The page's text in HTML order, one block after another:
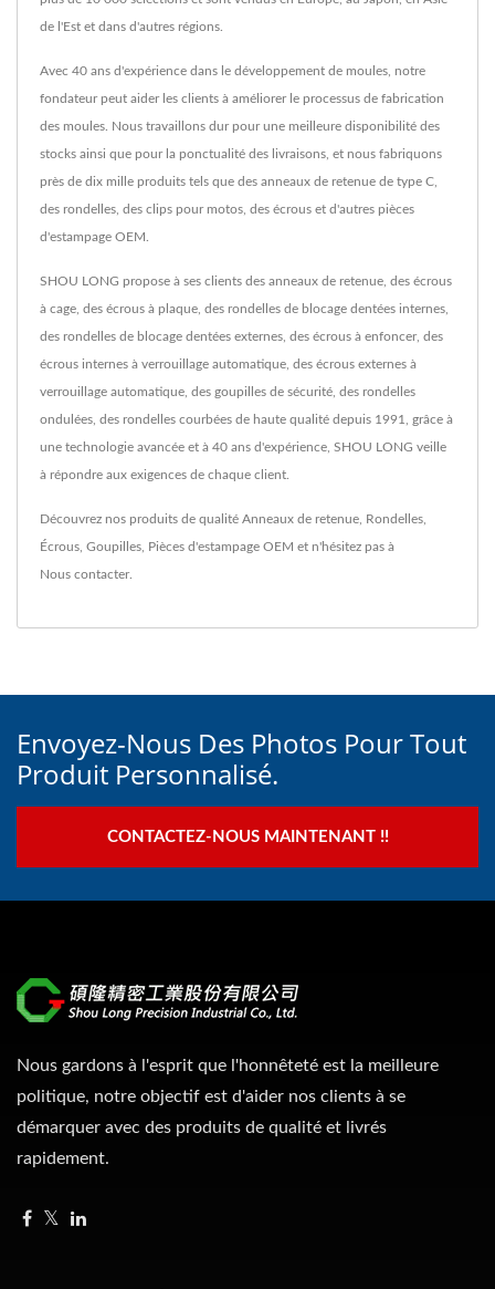
de l'Est et dans d'autres régions.
Avec 40 ans d'expérience dans le développement de moules, notre
fondateur peut aider les clients à améliorer le processus de fabrication
des moules. Nous travaillons dur pour une meilleure disponibilité des
stocks ainsi que pour la ponctualité des livraisons, et nous fabriquons
près de dix mille produits tels que des anneaux de retenue de type C,
des rondelles, des clips pour motos, des écrous et d'autres pièces
d'estampage OEM.
SHOU LONG propose à ses clients des anneaux de retenue, des écrous
à cage, des écrous à plaque, des rondelles de blocage dentées internes,
des rondelles de blocage dentées externes, des écrous à enfoncer, des
écrous internes à verrouillage automatique, des écrous externes à
verrouillage automatique, des goupilles de sécurité, des rondelles
ondulées, des rondelles courbées de haute qualité depuis 1991, grâce à
une technologie avancée et à 40 ans d'expérience, SHOU LONG veille
à répondre aux exigences de chaque client.
Découvrez nos produits de qualité Anneaux de retenue Rondelles
Écrous Goupilles Pièces d'estampage OEM et n'hésitez pas à
Nous contacter.
Envoyez-Nous Des Photos Pour Tout
Produit Personnalisé.
CONTACTEZ-NOUS MAINTENANT !!
Nous gardons à l'esprit que l'honnêteté est la meilleure
politique, notre objectif est d'aider nos clients à se
démarquer avec des produits de qualité et livrés
rapidement.